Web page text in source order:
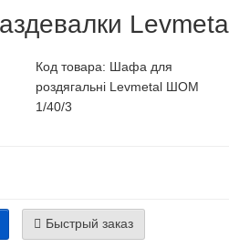
Код товара: Шафа для
роздягальні Levmetal ШОМ
1/40/3
Быстрый заказ